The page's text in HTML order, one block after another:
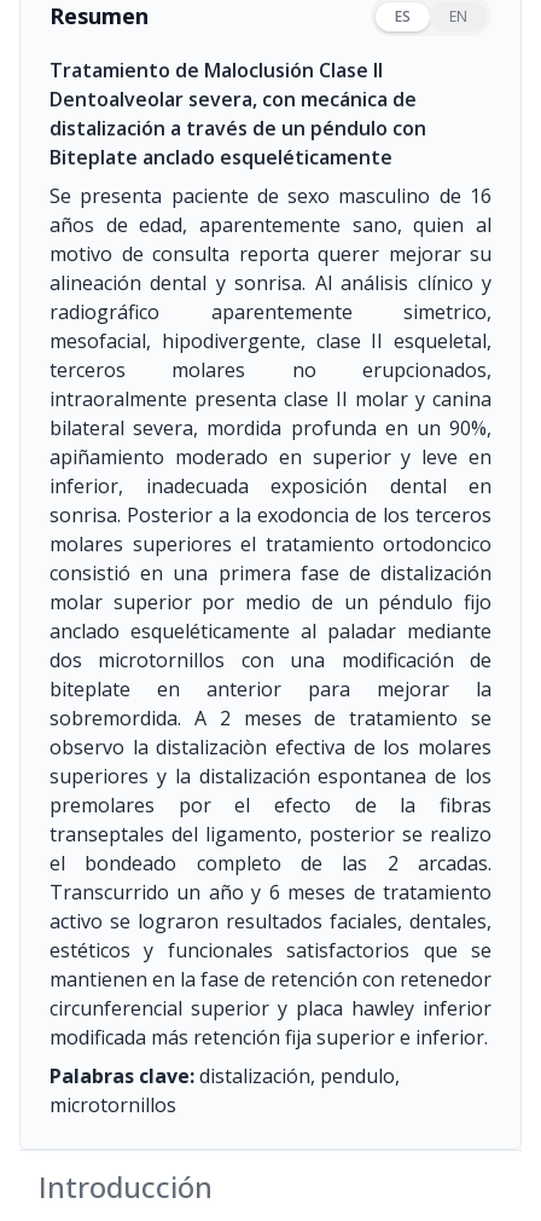
Resumen ES EN
Tratamiento de Maloclusión Clase II
Dentoalveolar severa, con mecánica de
distalización a través de un péndulo con
Biteplate anclado esqueléticamente
Se presenta paciente de sexo masculino de 16
años de edad, aparentemente sano, quien al
motivo de consulta reporta querer mejorar su
alineación dental y sonrisa. Al análisis clínico y
radiográfico aparentemente simetrico,
mesofacial, hipodivergente, clase II esqueletal,
terceros molares no erupcionados,
intraoralmente presenta clase II molar y canina
bilateral severa, mordida profunda en un 90%,
apiñamiento moderado en superior y leve en
inferior, inadecuada exposición dental en
sonrisa. Posterior a la exodoncia de los terceros
molares superiores el tratamiento ortodoncico
consistió en una primera fase de distalización
molar superior por medio de un péndulo fijo
anclado esqueléticamente al paladar mediante
dos microtornillos con una modificación de
biteplate en anterior para mejorar la
sobremordida. A 2 meses de tratamiento se
observo la distalizaciòn efectiva de los molares
superiores y la distalización espontanea de los
premolares por el efecto de la fibras
transeptales del ligamento, posterior se realizo
el bondeado completo de las 2 arcadas.
Transcurrido un año y 6 meses de tratamiento
activo se lograron resultados faciales, dentales,
estéticos y funcionales satisfactorios que se
mantienen en la fase de retención con retenedor
circunferencial superior y placa hawley inferior
modificada más retención fija superior e inferior.
Palabras clave:distalización, pendulo,
microtornillos
Introducción